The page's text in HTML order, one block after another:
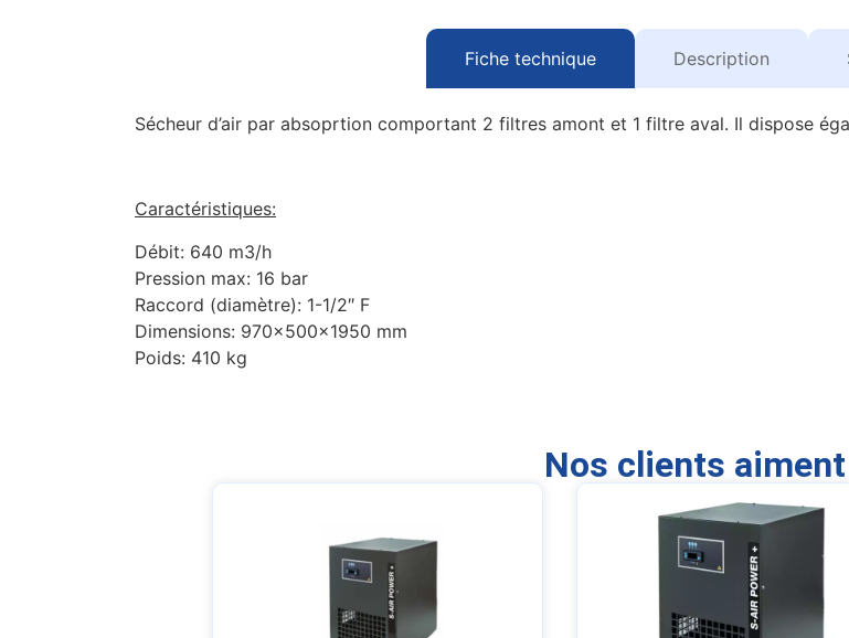
Fiche technique Description
Sécheur d’air par absoprtion comportant 2 filtres amont et 1 filtre aval. Il dispose
Caractéristiques:
Débit: 640 m3/h
Pression max: 16 bar
Raccord (diamètre): 1-1/2″ F
Dimensions: 970x500x1950 mm
Poids: 410 kg
Nos clients